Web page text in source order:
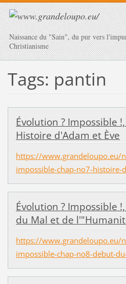
Naissance du "Sain", du pur vers
Christianisme
Tags: pantin
Évolution ? Impossible
Histoire d'Adam et Ève
https://www.grandeloupo.eu/
impossible-chap-no7-histoire-
Évolution ? Impossible
du Mal et de
https://www.grandeloupo.eu/
impossible-chap-no8-debut-